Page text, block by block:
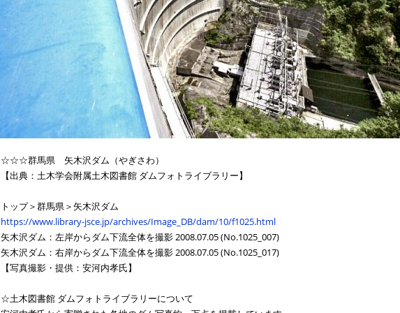
☆☆☆群馬県 矢木沢ダム（やぎさわ）
【出典：土木学会附属土木図書館 ダムフォトライブラリー】
トップ＞群馬県＞矢木沢ダム
https://www.library-jsce.jp/archives/Image_DB/dam/10/f1025.html
矢木沢ダム：左岸からダム下流全体を撮影 2008.07.05 (No.1025_007)
矢木沢ダム：右岸からダム下流全体を撮影 2008.07.05 (No.1025_017)
【写真撮影・提供：安河内孝氏】
☆土木図書館 ダムフォトライブラリーについて